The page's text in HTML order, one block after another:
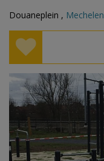
Douaneplein , Mechelen